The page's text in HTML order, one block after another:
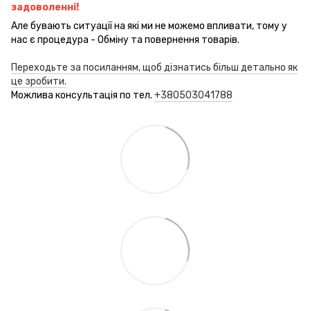
задоволенні!
Але бувають ситуації на які ми не можемо впливати, тому у
нас є процедура - Обміну та повернення товарів.
Переходьте за посиланням, щоб дізнатись більш детально як
це зробити.
Можлива консультація по тел. +380503041788